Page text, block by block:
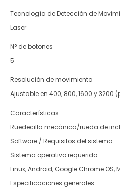
Tecnología de Detección de
Laser
N° de botones
5
Resolución de movimiento
Ajustable en 400, 800, 1600 y 3200
Características
Ruedecilla mecánica/rueda de
Software / Requisitos del sistema
Sistema operativo requerido
Linux, Android, Google Chrome OS,
Especificaciones generales